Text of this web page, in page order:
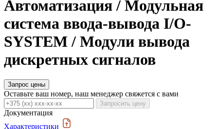
Автоматизация / Модульная
система ввода-вывода I/O-
SYSTEM / Модули вывода
дискретных сигналов
Запрос цены
Оставьте ваш номер, наш менеджер свяжется с вами
Запросить цену
Документация
Характеристики